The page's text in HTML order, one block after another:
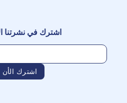
اشترك في نشرتنا